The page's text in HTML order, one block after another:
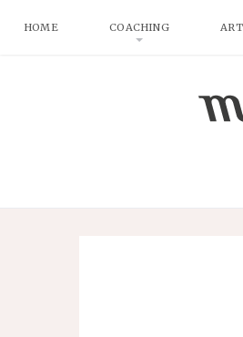
HOME COACHING